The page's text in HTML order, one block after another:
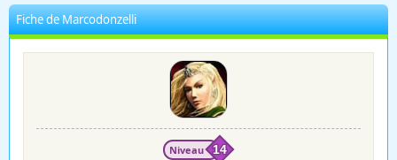
Fiche de Marcodonzelli
Niveau 14